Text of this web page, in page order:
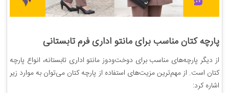
پارچه کتان مناسب برای مانتو اداری فرم تابستانی
از دیگر پارچه‌های مناسب برای دوخت‌ودوز مانتو اداری تابستانه، انواع پارچه
کتان است. از مهم‌ترین مزیت‌های استفاده از پارچه کتان می‌توان به موارد زیر
اشاره کرد: